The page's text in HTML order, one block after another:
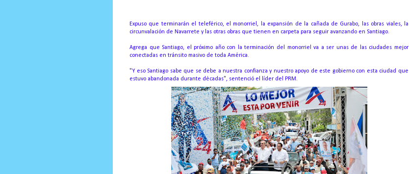
Expuso que terminarán el teleférico, el monorriel, la expansión de la cañada de Gurabo, las obras viales, la
circunvalación de Navarrete y las otras obras que tienen en carpeta para seguir avanzando en Santiago.
Agrega que Santiago, el próximo año con la terminación del monorriel va a ser unas de las ciudades mejor
conectadas en tránsito masivo de toda América.
"Y eso Santiago sabe que se debe a nuestra confianza y nuestro apoyo de este gobierno con esta ciudad que
estuvo abandonada durante décadas", sentenció el líder del PRM.